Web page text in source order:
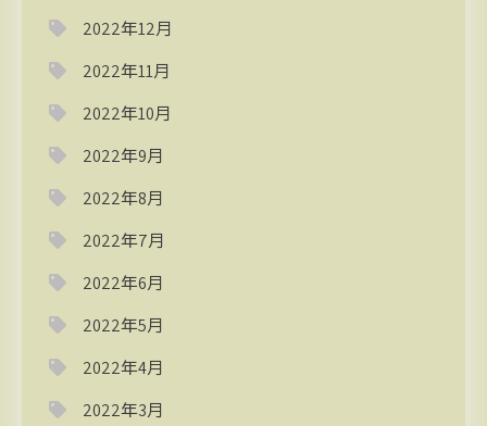
2022年12月
2022年11月
2022年10月
2022年9月
2022年8月
2022年7月
2022年6月
2022年5月
2022年4月
2022年3月